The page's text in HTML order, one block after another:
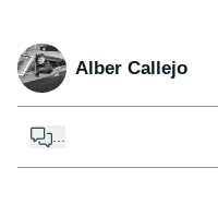
Alber Callejo
...